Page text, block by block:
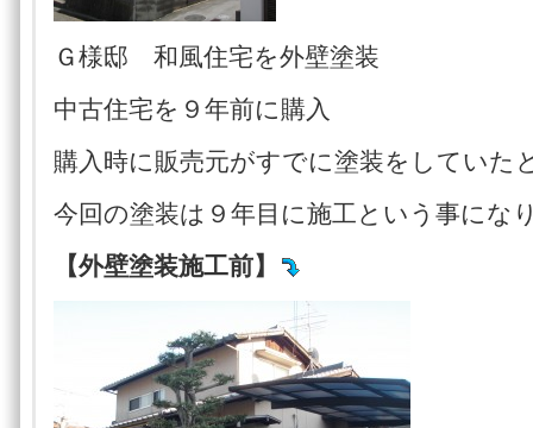
Ｇ様邸 和風住宅を外壁塗装
中古住宅を９年前に購入
購入時に販売元がすでに塗装をしていた
今回の塗装は９年目に施工という事にな
【外壁塗装施工前】